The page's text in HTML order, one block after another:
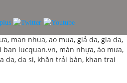
man nhua, ao mua, giả da, gia da,
ban lucquan.vn, màn nhựa, áo mưa,
da, da si, khăn trải bàn, khan trai